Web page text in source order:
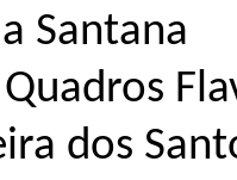
Santana
dos